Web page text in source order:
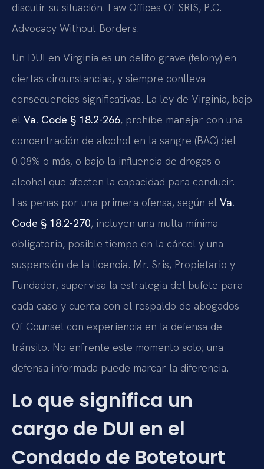
discutir su situación. Law Offices Of SRIS, P.C. –
Advocacy Without Borders.
Un DUI en Virginia es un delito grave (felony) en
ciertas circunstancias, y siempre conlleva
consecuencias significativas. La ley de Virginia, bajo
el Va. Code § 18.2-266, prohíbe manejar con una
concentración de alcohol en la sangre (BAC) del
0.08% o más, o bajo la influencia de drogas o
alcohol que afecten la capacidad para conducir.
Las penas por una primera ofensa, según el Va.
Code § 18.2-270, incluyen una multa mínima
obligatoria, posible tiempo en la cárcel y una
suspensión de la licencia. Mr. Sris, Propietario y
Fundador, supervisa la estrategia del bufete para
cada caso y cuenta con el respaldo de abogados
Of Counsel con experiencia en la defensa de
tránsito. No enfrente este momento solo; una
defensa informada puede marcar la diferencia.
Lo que significa un
cargo de DUI en el
Condado de Botetourt